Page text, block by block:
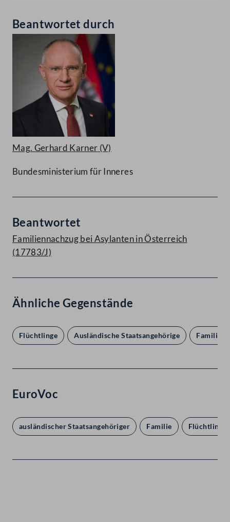
Beantwortet durch
Mag. Gerhard Karner (V)
Bundesministerium für Inneres
Beantwortet
Familiennachzug bei Asylanten in Österreich
(17783/J)
Ähnliche Gegenstände
Flüchtlinge Ausländische Staatsangehörige
EuroVoc
ausländischer Staatsangehöriger Familie Flüchtling